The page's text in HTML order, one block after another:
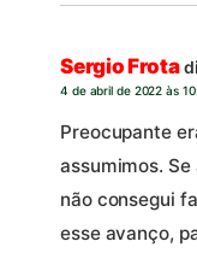
Sergio Frota
4 de abril de 2022 às
Preocupante
assumimos.
não consegui
esse avanço,